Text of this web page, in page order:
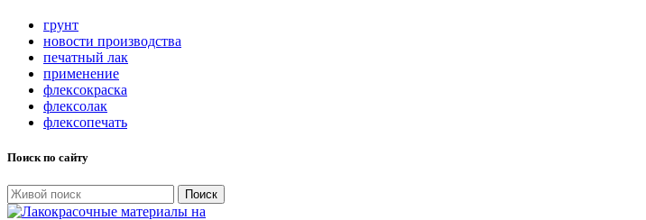
грунт
новости производства
печатный лак
применение
флексокраска
флексолак
флексопечать
Поиск по сайту
Поиск